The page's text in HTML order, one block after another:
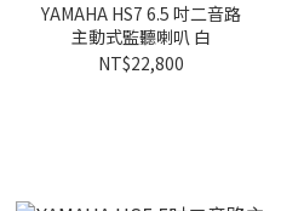
YAMAHA HS7 6.5 吋二音路
主動式監聽喇叭 白
NT$22,800